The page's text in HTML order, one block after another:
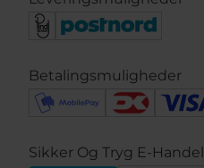
Betalingsmuligheder
Sikker Og Tryg E-Handel